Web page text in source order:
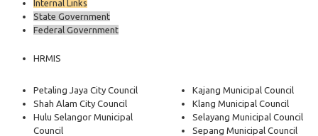
Internal Links
State Government
Federal Government
HRMIS
Petaling Jaya City Council
Shah Alam City Council
Hulu Selangor Municipal
Council
Kajang Municipal Council
Klang Municipal Council
Selayang Municipal Council
Sepang Municipal Council